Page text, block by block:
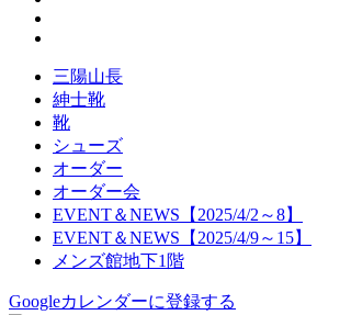
三陽山長
紳士靴
靴
シューズ
オーダー
オーダー会
EVENT＆NEWS【2025/4/2～8】
EVENT＆NEWS【2025/4/9～15】
メンズ館地下1階
Googleカレンダーに登録する